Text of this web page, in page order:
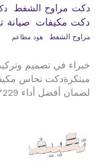
دكت مراوح الشفط
دكت مكيفات صيانة
مراوح الشفط هود مطاعم
خبراء في تصميم
مبتكرةدكت نحاس
لضمان أفضل أداء 0568007229